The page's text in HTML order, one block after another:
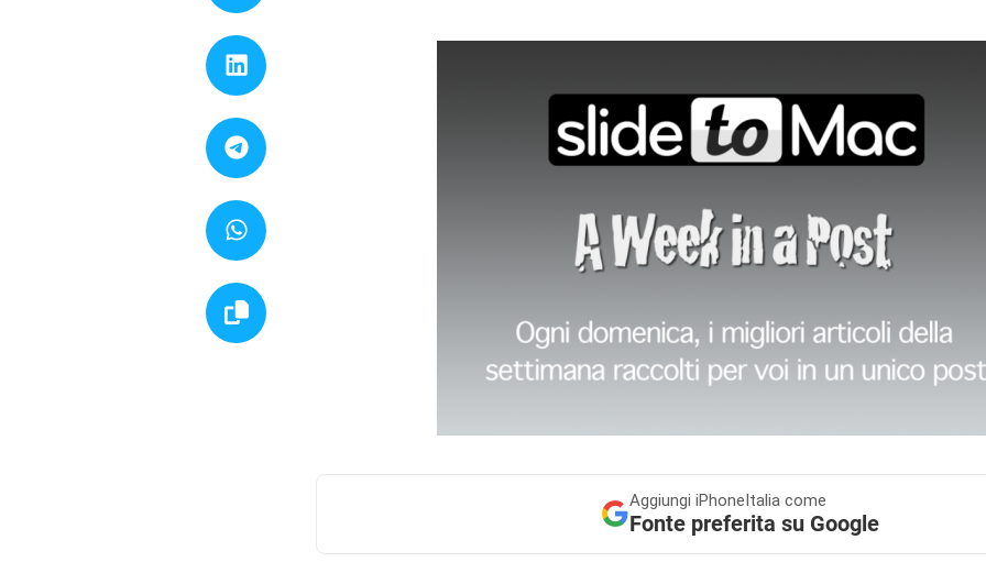
Aggiungi iPhoneItalia come
Fonte preferita su Google